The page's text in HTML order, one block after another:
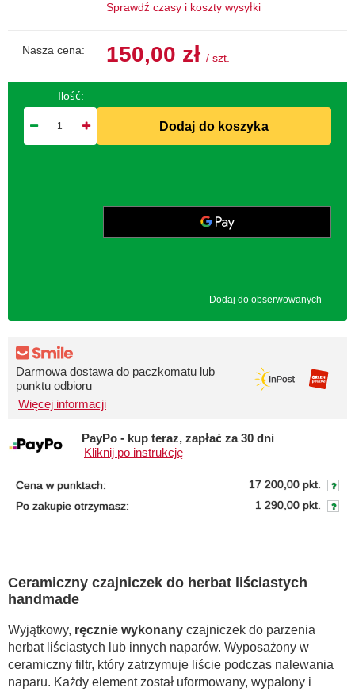
Sprawdź czasy i koszty wysyłki
Nasza cena: 150,00 zł / szt.
Ilość:
Dodaj do koszyka
Dodaj do obserwowanych
Darmowa dostawa do paczkomatu lub
punktu odbioru
Więcej informacji
PayPo - kup teraz, zapłać za 30 dni
Kliknij po instrukcję
Cena w punktach:
17 200,00 pkt.
Po zakupie otrzymasz:
1 290,00 pkt.
Ceramiczny czajniczek do herbat liściastych
handmade
Wyjątkowy, ręcznie wykonany czajniczek do parzenia
herbat liściastych lub innych naparów. Wyposażony w
ceramiczny filtr, który zatrzymuje liście podczas nalewania
naparu. Każdy element został uformowany, wypalony i